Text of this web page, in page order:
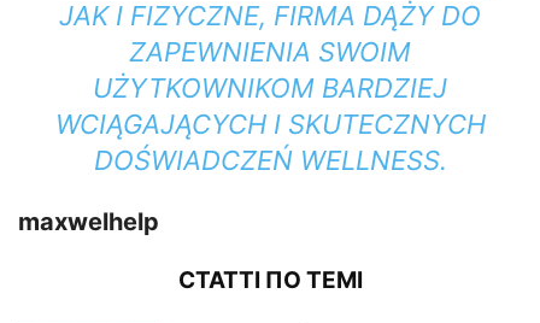
JAK I FIZYCZNE, FIRMA DĄŻY DO
ZAPEWNIENIA SWOIM
UŻYTKOWNIKOM BARDZIEJ
WCIĄGAJĄCYCH I SKUTECZNYCH
DOŚWIADCZEŃ WELLNESS.
maxwelhelp
СТАТТІ ПО ТЕМІ